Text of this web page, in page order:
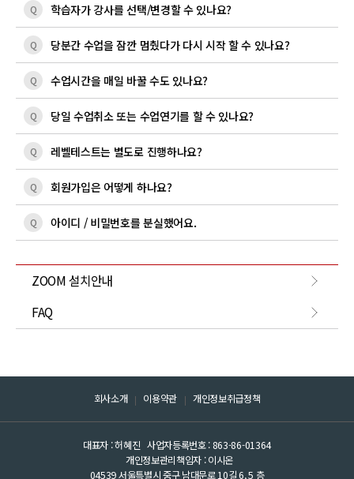
Q 학습자가 강사를 선택/변경할 수 있나요?
Q 당분간 수업을 잠깐 멈췄다가 다시 시작 할 수 있나요?
Q 수업시간을 매일 바꿀 수도 있나요?
Q 당일 수업취소 또는 수업연기를 할 수 있나요?
Q 레벨테스트는 별도로 진행하나요?
Q 회원가입은 어떻게 하나요?
Q 아이디 / 비밀번호를 분실했어요.
ZOOM 설치안내
FAQ
회사소개 이용약관 개인정보취급정책
대표자 : 허혜진 사업자등록번호 : 863-86-01364
개인정보관리책임자 : 이시온
04539 서울특별시 중구 남대문로 10길 6, 5 층